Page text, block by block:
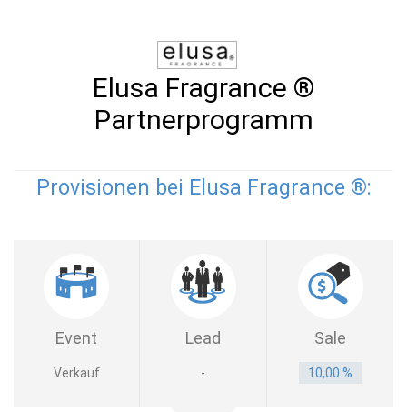
Elusa Fragrance ®
Partnerprogramm
Provisionen bei Elusa Fragrance ®:
Event Lead Sale
Verkauf - 10,00 %